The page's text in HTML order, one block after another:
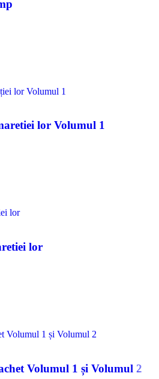
lor Volumul 1
lor
Volumul 1 și Volumul 2